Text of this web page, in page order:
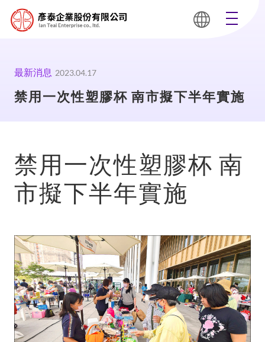
最新消息 2023.04.17
禁用一次性塑膠杯 南市擬下半年實施
禁用一次性塑膠杯 南
市擬下半年實施